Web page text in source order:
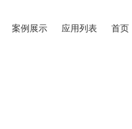
案例展示 应用列表 首页